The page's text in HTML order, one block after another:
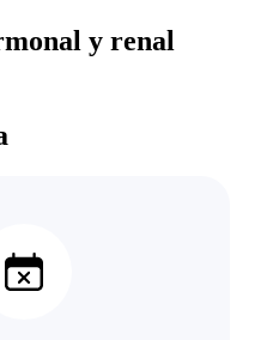
y renal